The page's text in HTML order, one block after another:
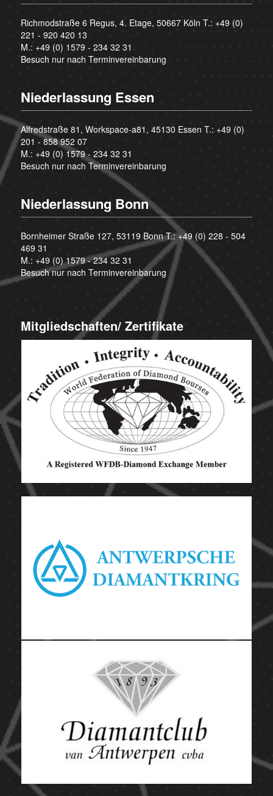
Richmodstraße 6 Regus, 4. Etage, 50667 Köln T.: +49 (0)
221 - 920 420 13
M.: +49 (0) 1579 - 234 32 31
Besuch nur nach Terminvereinbarung
Niederlassung Essen
Alfredstraße 81, Workspace-a81, 45130 Essen T.: +49 (0)
201 - 858 952 07
M.: +49 (0) 1579 - 234 32 31
Besuch nur nach Terminvereinbarung
Niederlassung Bonn
Bornheimer Straße 127, 53119 Bonn T.:+49 (0) 228 - 504
469 31
M.: +49 (0) 1579 - 234 32 31
Besuch nur nach Terminvereinbarung
Mitgliedschaften/ Zertifikate